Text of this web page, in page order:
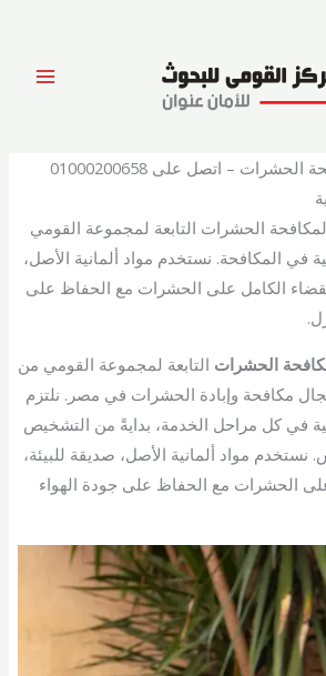
الشركة الألمانية لمكافحة الحشرات – اتصل على 01000200658
لمكافحة الحشرات التابعة لمجموعة القومي
في المكافحة. نستخدم مواد ألمانية الأصل،
الكامل على الحشرات مع الحفاظ على
الحشرات التابعة لمجموعة القومي من
مكافحة وإبادة الحشرات في مصر. نلتزم
في كل مراحل الخدمة، بدايةً من التشخيص
نستخدم مواد ألمانية الأصل، صديقة للبيئة،
الحشرات مع الحفاظ على جودة الهواء